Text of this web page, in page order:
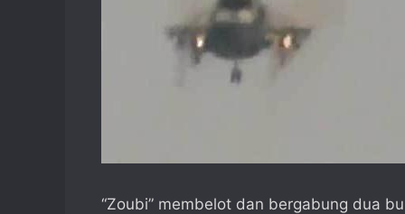
“Zoubi” membelot dan bergabung dua